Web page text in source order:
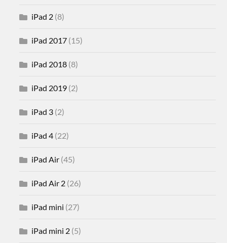
iPad 2 (8)
iPad 2017 (15)
iPad 2018 (8)
iPad 2019 (2)
iPad 3 (2)
iPad 4 (22)
iPad Air (45)
iPad Air 2 (26)
iPad mini (27)
iPad mini 2 (5)